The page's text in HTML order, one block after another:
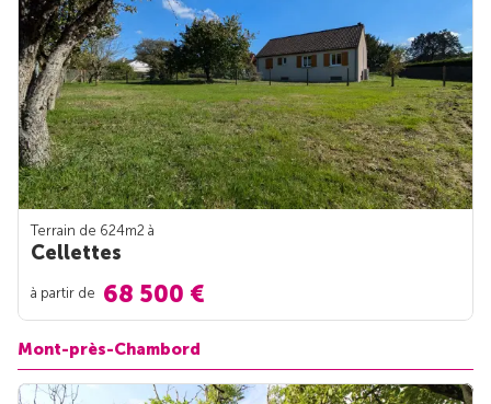
Terrain de 624m2 à
Cellettes
à partir de 68 500 €
Mont-près-Chambord